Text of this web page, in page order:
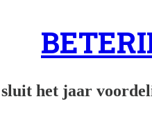
het jaar